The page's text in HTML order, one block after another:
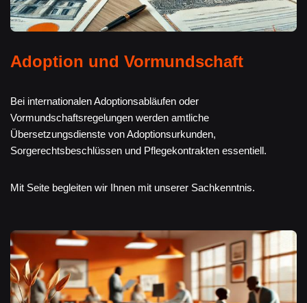
Adoption und Vormundschaft
Bei internationalen Adoptionsabläufen oder
Vormundschaftsregelungen werden amtliche
Übersetzungsdienste von Adoptionsurkunden,
Sorgerechtsbeschlüssen und Pflegekontrakten essentiell.
Mit Seite begleiten wir Ihnen mit unserer Sachkenntnis.